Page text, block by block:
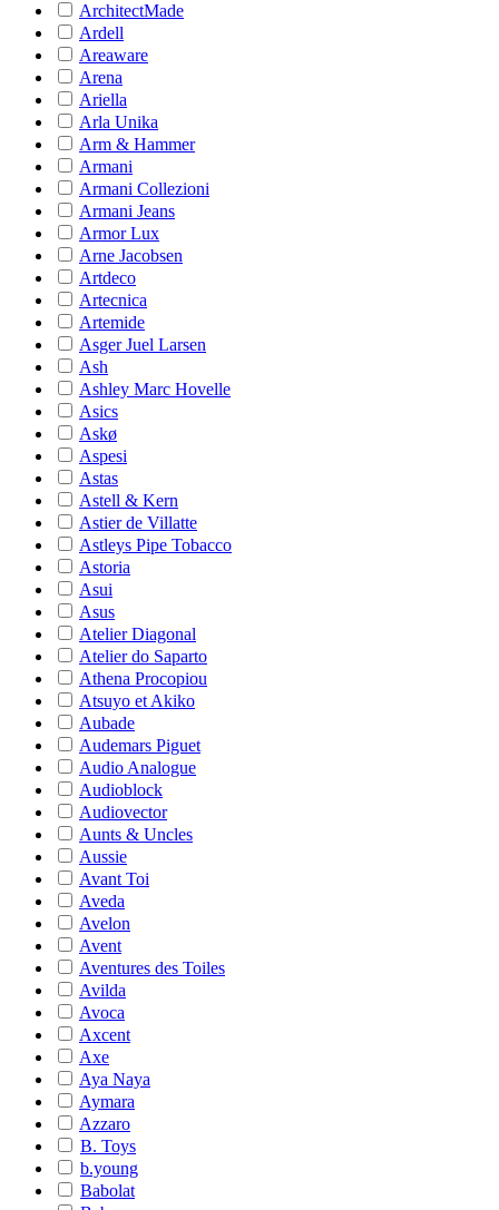
ArchitectMade
Ardell
Areaware
Arena
Ariella
Arla Unika
Arm & Hammer
Armani
Armani Collezioni
Armani Jeans
Armor Lux
Arne Jacobsen
Artdeco
Artecnica
Artemide
Asger Juel Larsen
Ash
Ashley Marc Hovelle
Asics
Askø
Aspesi
Astas
Astell & Kern
Astier de Villatte
Astleys Pipe Tobacco
Astoria
Asui
Asus
Atelier Diagonal
Atelier do Saparto
Athena Procopiou
Atsuyo et Akiko
Aubade
Audemars Piguet
Audio Analogue
Audioblock
Audiovector
Aunts & Uncles
Aussie
Avant Toi
Aveda
Avelon
Avent
Aventures des Toiles
Avilda
Avoca
Axcent
Axe
Aya Naya
Aymara
Azzaro
B. Toys
b.young
Babolat